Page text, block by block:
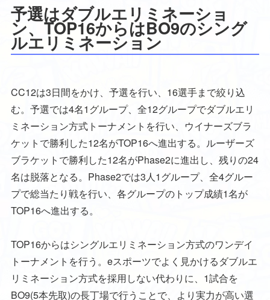
予選はダブルエリミネーショ
ン、TOP16からはBO9のシング
ルエリミネーション
CC12は3日間をかけ、予選を行い、16選手まで絞り込
む。予選では4名1グループ、全12グループでダブルエリ
ミネーション方式トーナメントを行い、ウイナーズブラ
ケットで勝利した12名がTOP16へ進出する。ルーザーズ
ブラケットで勝利した12名がPhase2に進出し、残りの24
名は脱落となる。Phase2では3人1グループ、全4グルー
プで総当たり戦を行い、各グループのトップ成績1名が
TOP16へ進出する。
TOP16からはシングルエリミネーション方式のワンデイ
トーナメントを行う。eスポーツでよく見かけるダブルエ
リミネーション方式を採用しない代わりに、1試合を
BO9(5本先取)の長丁場で行うことで、より実力が高い選